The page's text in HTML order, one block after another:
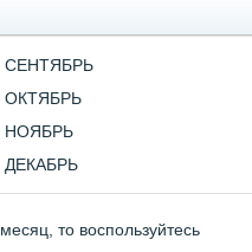
СЕНТЯБРЬ
ОКТЯБРЬ
НОЯБРЬ
ДЕКАБРЬ
то воспользуйтесь